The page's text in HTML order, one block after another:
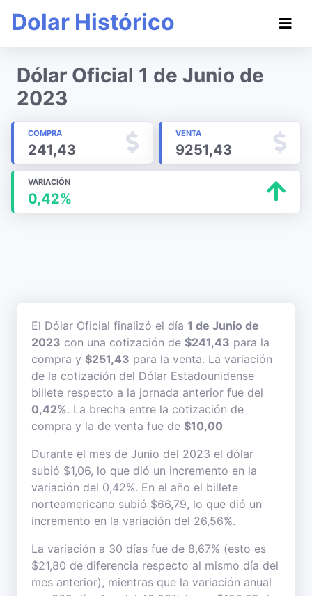
Dolar Histórico
Dólar Oficial 1 de Junio de
2023
COMPRA
241,43
VENTA
9251,43
VARIACIÓN
0,42%
El Dólar Oficial finalizó el día 1 de Junio de
2023 con una cotización de $241,43 para la
compra y $251,43 para la venta. La variación
de la cotización del Dólar Estadounidense
billete respecto a la jornada anterior fue del
0,42%. La brecha entre la cotización de
compra y la de venta fue de $10,00
Durante el mes de Junio del 2023 el dólar
subió $1,06, lo que dió un incremento en la
variación del 0,42%. En el año el billete
norteamericano subió $66,79, lo que dió un
incremento en la variación del 26,56%.
La variación a 30 días fue de 8,67% (esto es
$21,80 de diferencia respecto al mismo día del
mes anterior), mientras que la variación anual